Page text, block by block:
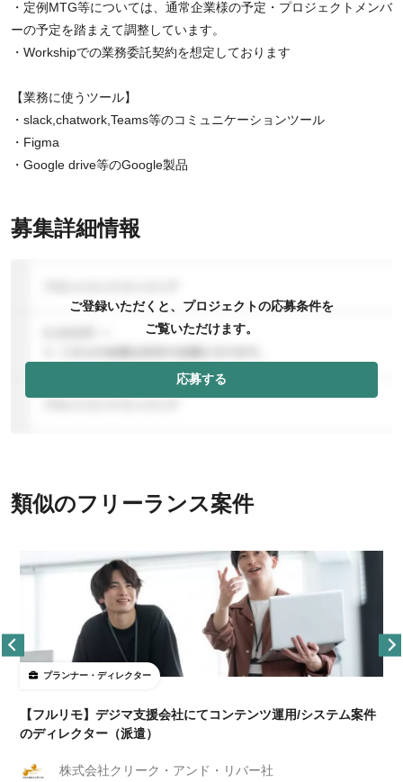
・定例MTG等については、通常企業様の予定・プロジェクトメンバ
ーの予定を踏まえて調整しています。
・Workshipでの業務委託契約を想定しております
【業務に使うツール】
・slack,chatwork,Teams等のコミュニケーションツール
・Figma
・Google drive等のGoogle製品
募集詳細情報
ご登録いただくと、プロジェクトの応募条件を
ご覧いただけます。
応募する
類似のフリーランス案件
プランナー・ディレクター
【フルリモ】デジマ支援会社にてコンテンツ運用/システム案件
のディレクター（派遣）
株式会社クリーク・アンド・リバー社